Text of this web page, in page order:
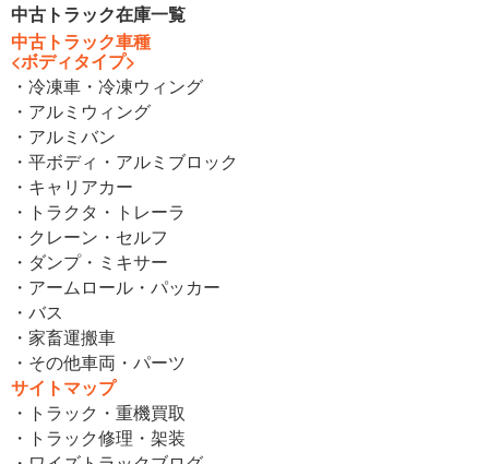
中古トラック在庫一覧
中古トラック車種
<ボディタイプ>
・冷凍車・冷凍ウィング
・アルミウィング
・アルミバン
・平ボディ・アルミブロック
・キャリアカー
・トラクタ・トレーラ
・クレーン・セルフ
・ダンプ・ミキサー
・アームロール・パッカー
・バス
・家畜運搬車
・その他車両・パーツ
サイトマップ
・トラック・重機買取
・トラック修理・架装